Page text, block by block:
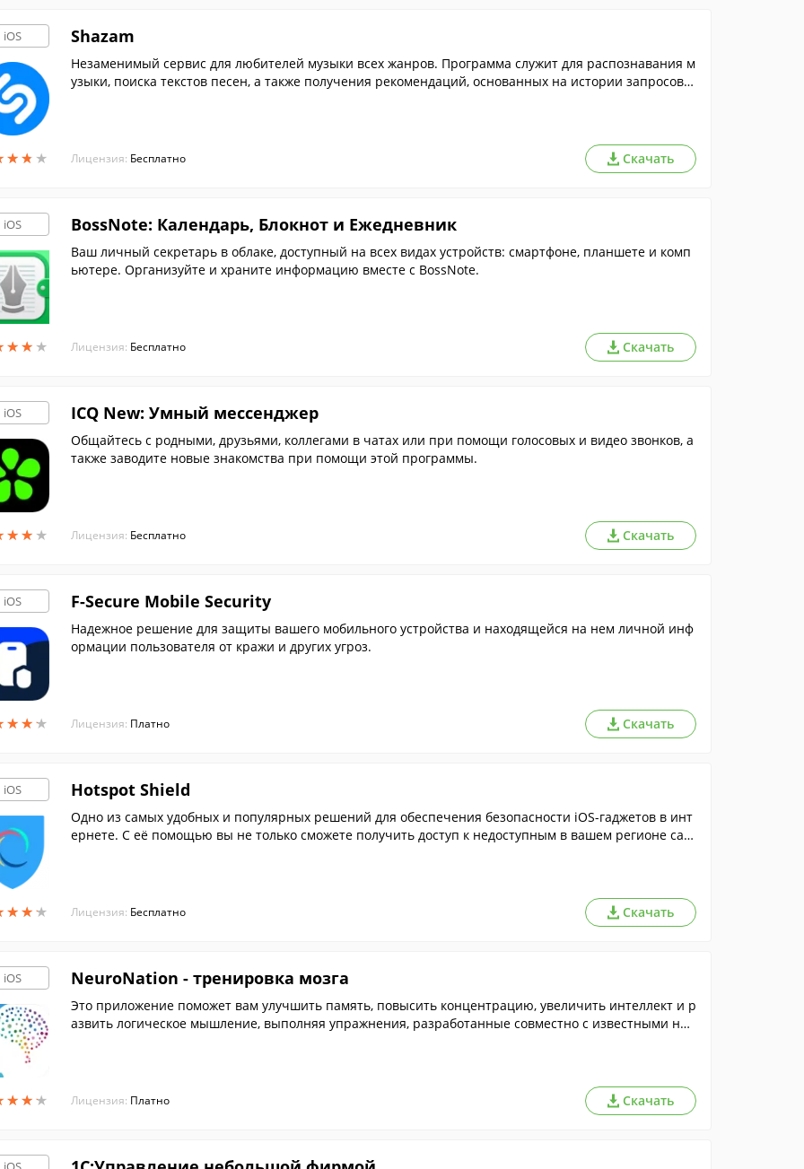
iOS
★★ ★
★★ ★
Shazam
Незаменимый сервис для любителей музыки всех жанров. Программа служит для распознавания м
узыки, поиска текстов песен, а также получения рекомендаций, основанных на истории запросов в
Лицензия: Бесплатно Скачать
iOS
★★ ★
★★ ★
BossNote: Календарь, Блокнот и Ежедневник
Ваш личный секретарь в облаке, доступный на всех видах устройств: смартфоне, планшете и комп
ьютере. Организуйте и храните информацию вместе с BossNote.
Лицензия: Бесплатно Скачать
iOS
★★ ★
★★ ★
ICQ New: Умный мессенджер
Общайтесь с родными, друзьями, коллегами в чатах или при помощи голосовых и видео звонков, а
также заводите новые знакомства при помощи этой программы.
Лицензия: Бесплатно Скачать
iOS
★★★
★★★
F-Secure Mobile Security
Надежное решение для защиты вашего мобильного устройства и находящейся на нем личной инф
ормации пользователя от кражи и других угроз.
Лицензия: Платно Скачать
iOS
★★★
★★★
Hotspot Shield
Одно из самых удобных и популярных решений для обеспечения безопасности iOS-гаджетов в инт
ернете. С её помощью вы не только сможете получить доступ к недоступным в вашем регионе сай
Лицензия: Бесплатно Скачать
iOS
★★★
★★★
NeuroNation - тренировка мозга
Это приложение поможет вам улучшить память, повысить концентрацию, увеличить интеллект и р
азвить логическое мышление, выполняя упражнения, разработанные совместно с известными ней
Лицензия: Платно Скачать